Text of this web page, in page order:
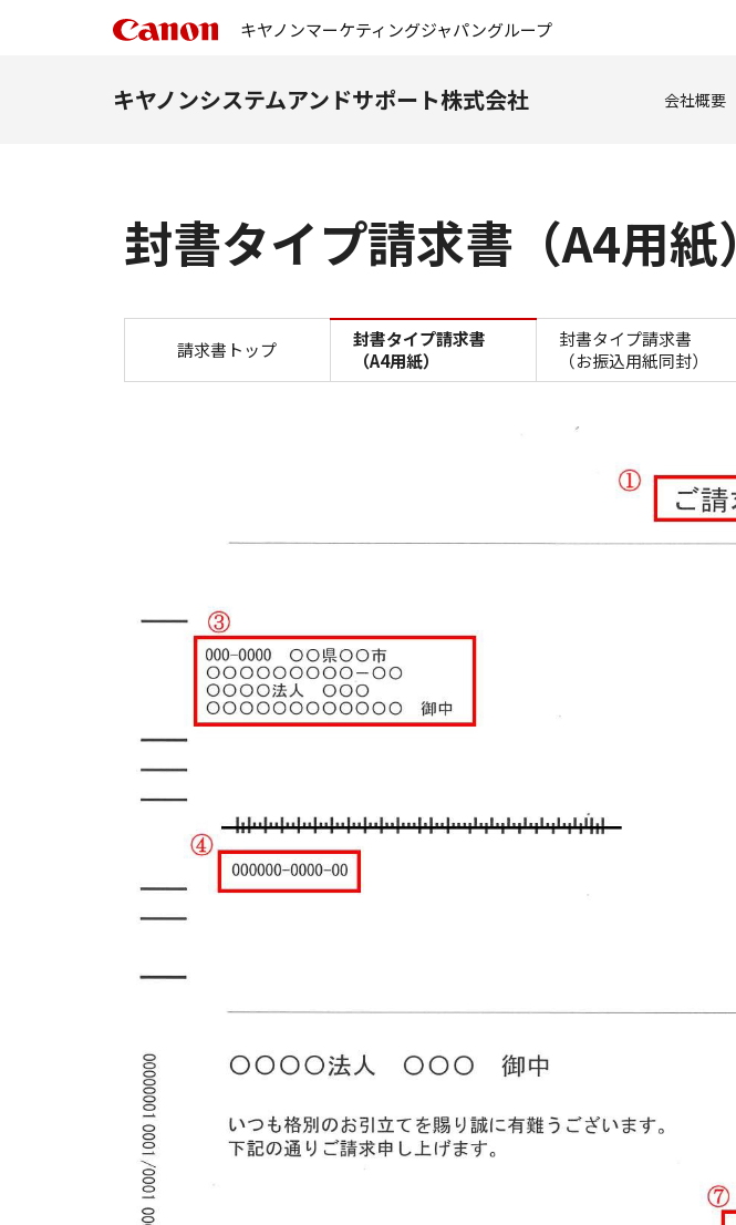
キヤノンマーケティングジャパングループ
キヤノンシステムアンドサポート株式会社 会社概要
封書タイプ請求書（A4用紙）
請求書トップ
封書タイプ請求書
（A4用紙）
封書タイプ請求書
（お振込用紙同封）